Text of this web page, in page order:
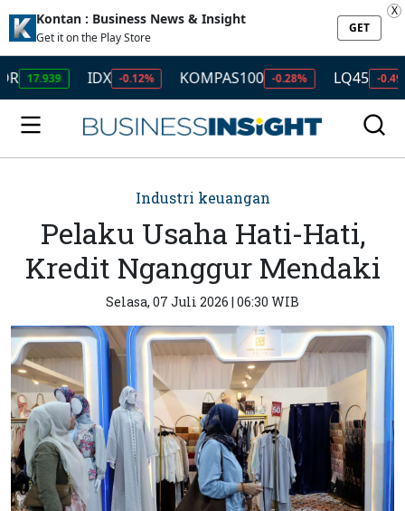
Kontan : Business News & Insight
Get it on the Play Store
GET
X
IDX -0.12% KOMPAS100 -0.28% LQ45 -0.49%
Industri keuangan
Pelaku Usaha Hati-Hati,
Kredit Nganggur Mendaki
Selasa, 07 Juli 2026 | 06:30 WIB